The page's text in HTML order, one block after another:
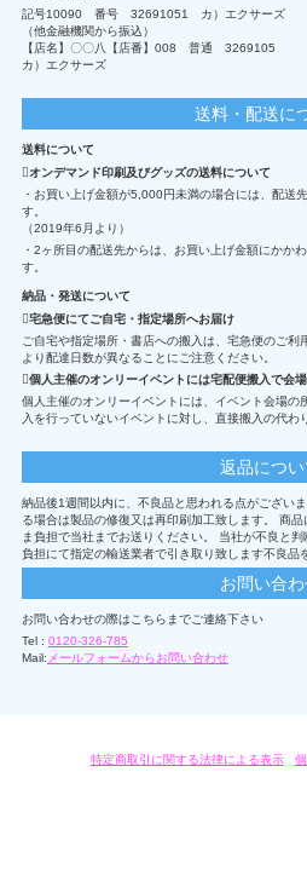
記号10090 番号 32691051 カ）エクサーズ
（他金融機関から振込）
【店名】〇〇八【店番】008 普通 3269105
カ）エクサーズ
送料・配送に
送料について
オンデマンド印刷及びグッズの送料について
・お買い上げ金額が5,000円未満の場合には、配送
す。
（2019年6月より）
・2ヶ所目の配送先からは、お買い上げ金額にかか
す。
納品・発送について
宅急便にてご自宅・指定場所へお届け
ご自宅や指定場所・書店への搬入は、宅急便のご利
より配達日数が異なることにご注意ください。
個人主催のオンリーイベントには宅配便搬入で会
個人主催のオンリーイベントには、イベント会場の
入を行っていないイベントに対し、直接搬入の代わ
返品につい
納品後1週間以内に、不良品と思われる点がござい
る場合は製品の修復又は再印刷加工致します。 商
ま負担で当社までお送りください。 当社が不良と
負担にて指定の輸送業者で引き取り致します不良品
お問い合
お問い合わせの際はこちらまでご連絡下さい
Tel : 0120-326-785
Mail: メールフォームからお問い合わせ
特定商取引に関する法律による表示/